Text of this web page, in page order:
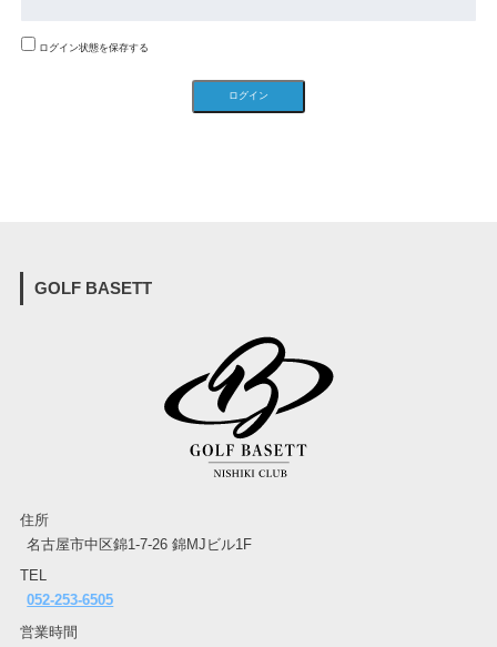
ログイン状態を保存する
GOLF BASETT
住所
名古屋市中区錦1-7-26 錦MJビル1F
TEL
052-253-6505
営業時間